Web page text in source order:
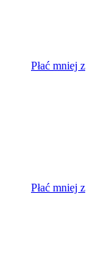
Płać mniej z
Płać mniej z